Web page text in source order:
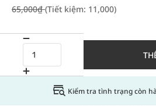
65,000₫(Tiết kiệm: 11,000)
Kiểm tra tình trạng còn